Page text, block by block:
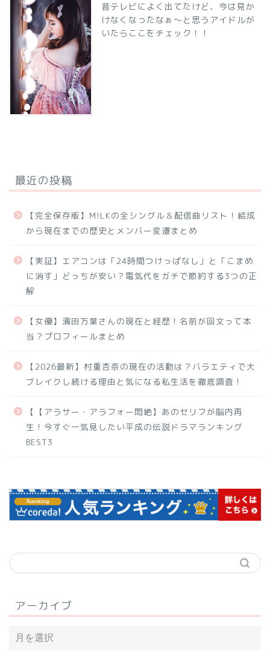
昔テレビによく出てたけど、今は見か
けなくなったなぁ～と思うアイドルが
いたらここをチェック！！
最近の投稿
【完全保存版】M!LKの全シングル＆配信曲リスト！結成
から現在までの歴史とメンバー変遷まとめ
【実証】エアコンは「24時間つけっぱなし」と「こまめ
に消す」どっちが安い？電気代をガチで節約する3つの正
解
【女優】濱田万葉さんの現在と経歴！名前が回文って本
当？プロフィールまとめ
【2026最新】村重杏奈の現在の活動は？バラエティで大
ブレイクし続ける理由と気になる私生活を徹底調査！
【【アラサー・アラフォー悶絶】あのセリフが脳内再
生！今すぐ一気見したい平成の伝説ドラマランキング
BEST3
アーカイブ